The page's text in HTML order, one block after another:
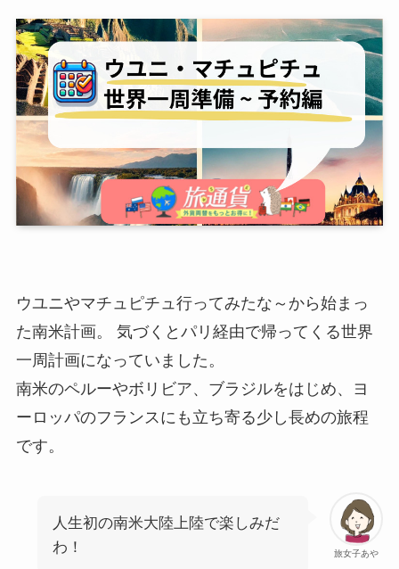
ウユニやマチュピチュ行ってみたな～から始まっ
た南米計画。 気づくとパリ経由で帰ってくる世界
一周計画になっていました。
南米のペルーやボリビア、ブラジルをはじめ、ヨ
ーロッパのフランスにも立ち寄る少し長めの旅程
です。
旅女子あや
人生初の南米大陸上陸で楽しみだ
わ！